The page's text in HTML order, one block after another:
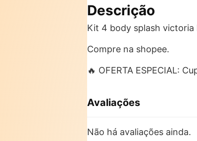
Descrição
Kit 4 body splash victoria
Compre na shopee.
🔥 OFERTA ESPECIAL:
Avaliações
Não há avaliações ainda.